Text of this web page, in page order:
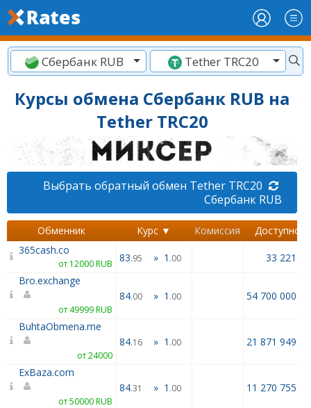
Сбербанк RUB Tether TRC20
Курсы обмена Сбербанк RUB на
Tether TRC20
Выбрать обратный обмен Tether TRC20
Сбербанк RUB
Обменник Курс ▼ Комиссия
Доступно
365cash.co
от 12000 RUB 83.95 » 1 .00
33 221.34
Bro.exchange
от 49999 RUB
84.00 » 1 .00 54 700 000.00
BuhtaObmena.me
от 24000
84.16 » 1 .00 21 871 949.43
ExBaza.com
от 50000 RUB
84.31 » 1 .00 11 270 755.91